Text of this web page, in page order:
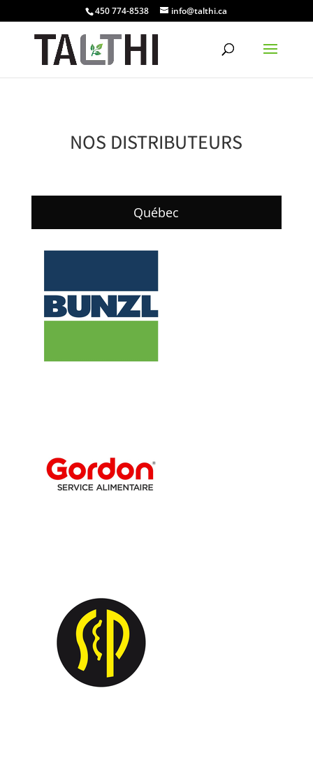
450 774-8538 info@talthi.ca
NOS DISTRIBUTEURS
Québec